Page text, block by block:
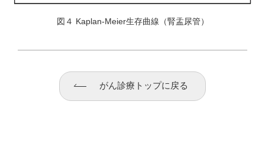
図４ Kaplan-Meier生存曲線（腎盂尿管）
がん診療トップに戻る